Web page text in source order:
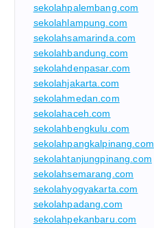
sekolahpalembang.com
sekolahlampung.com
sekolahsamarinda.com
sekolahbandung.com
sekolahdenpasar.com
sekolahjakarta.com
sekolahmedan.com
sekolahaceh.com
sekolahbengkulu.com
sekolahpangkalpinang.com
sekolahtanjungpinang.com
sekolahsemarang.com
sekolahyogyakarta.com
sekolahpadang.com
sekolahpekanbaru.com